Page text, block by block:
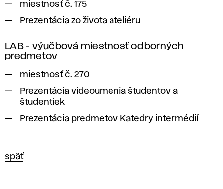
miestnosť č. 175
Prezentácia zo života ateliéru
LAB - výučbová miestnosť odborných
predmetov
miestnosť č. 270
Prezentácia videoumenia študentov a
študentiek
Prezentácia predmetov Katedry intermédií
späť